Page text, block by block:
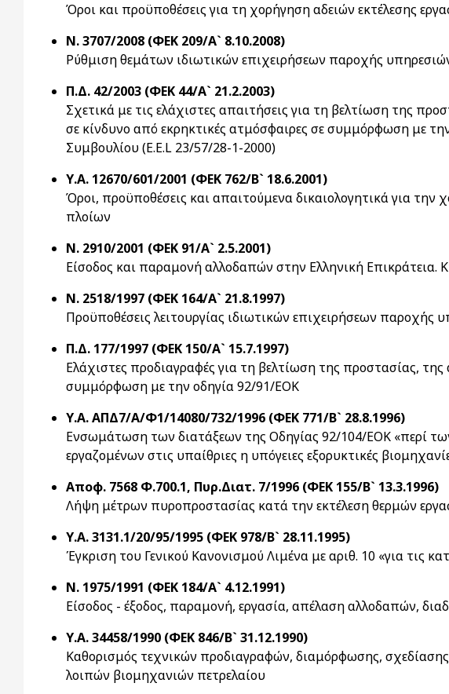
Όροι και προϋποθέσεις για τη χορήγηση αδειών εκτέλεσης
Ν. 3707/2008 (ΦΕΚ 209/Α` 8.10.2008)
Ρύθμιση θεμάτων ιδιωτικών επιχειρήσεων παροχής
Π.Δ. 42/2003 (ΦΕΚ 44/Α` 21.2.2003)
Σχετικά με τις ελάχιστες απαιτήσεις για τη βελτίωση της
σε κίνδυνο από εκρηκτικές ατμόσφαιρες σε συμμόρφωση με
Συμβουλίου (E.E.L 23/57/28-1-2000)
Υ.Α. 12670/601/2001 (ΦΕΚ 762/Β` 18.6.2001)
Όροι, προϋποθέσεις και απαιτούμενα δικαιολογητικά για
πλοίων
Ν. 2910/2001 (ΦΕΚ 91/Α` 2.5.2001)
Είσοδος και παραμονή αλλοδαπών στην Ελληνική Επικράτεια.
Ν. 2518/1997 (ΦΕΚ 164/Α` 21.8.1997)
Προϋποθέσεις λειτουργίας ιδιωτικών επιχειρήσεων
Π.Δ. 177/1997 (ΦΕΚ 150/Α` 15.7.1997)
Ελάχιστες προδιαγραφές για τη βελτίωση της προστασίας,
συμμόρφωση με την οδηγία 92/91/ΕΟΚ
Υ.Α. ΑΠΔ7/Α/Φ1/14080/732/1996 (ΦΕΚ 771/Β` 28.8.1996)
Ενσωμάτωση των διατάξεων της Οδηγίας 92/104/ΕΟΚ «περί
εργαζομένων στις υπαίθριες η υπόγειες εξορυκτικές
Αποφ. 7568 Φ.700.1, Πυρ.Διατ. 7/1996 (ΦΕΚ 155/Β` 13.3.1996)
Λήψη μέτρων πυροπροστασίας κατά την εκτέλεση θερμών
Υ.Α. 3131.1/20/95/1995 (ΦΕΚ 978/Β` 28.11.1995)
Έγκριση του Γενικού Κανονισμού Λιμένα με αριθ. 10 «για τις
Ν. 1975/1991 (ΦΕΚ 184/Α` 4.12.1991)
Είσοδος - έξοδος, παραμονή, εργασία, απέλαση αλλοδαπών,
Υ.Α. 34458/1990 (ΦΕΚ 846/Β` 31.12.1990)
Καθορισμός τεχνικών προδιαγραφών, διαμόρφωσης,
λοιπών βιομηχανιών πετρελαίου